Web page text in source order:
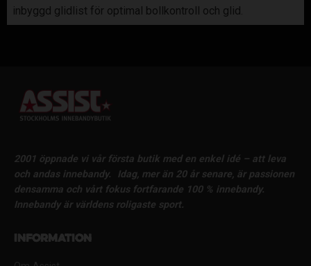
inbyggd glidlist för optimal bollkontroll och glid.
2001 öppnade vi vår första butik med en enkel idé – att leva
och andas innebandy.
Idag, mer än 20 år senare, är passionen
densamma och vårt fokus fortfarande 100 % innebandy.
Innebandy är världens roligaste sport.
Information